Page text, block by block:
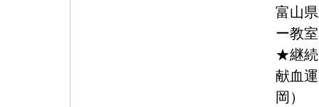
富山
ー教
★継続
献血
岡）